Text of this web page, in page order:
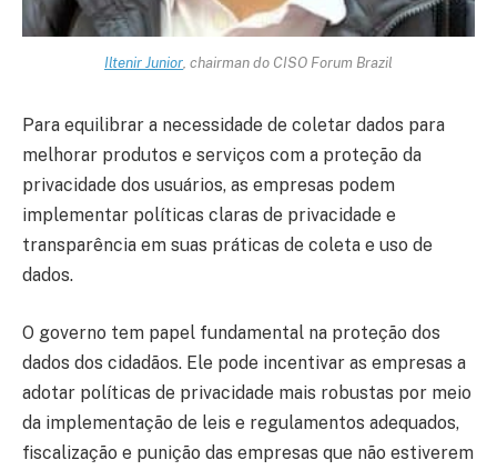
Iltenir Junior , chairman do CISO Forum Brazil
Para equilibrar a necessidade de coletar dados para
melhorar produtos e serviços com a proteção da
privacidade dos usuários, as empresas podem
implementar políticas claras de privacidade e
transparência em suas práticas de coleta e uso de
dados.
O governo tem papel fundamental na proteção dos
dados dos cidadãos. Ele pode incentivar as empresas a
adotar políticas de privacidade mais robustas por meio
da implementação de leis e regulamentos adequados,
fiscalização e punição das empresas que não estiverem